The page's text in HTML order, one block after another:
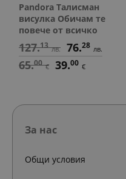
Pandora Талисман
висулка Обичам те
повече от всичко
127.13 лв. 76.28 лв.
65.00 € 39.00 €
За нас
Общи условия